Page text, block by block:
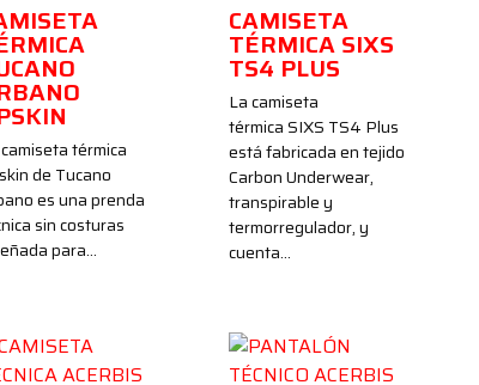
térmica
de Tucano
es una prenda
sin costuras
para…
CAMISETA
TÉRMICA SIXS
TS4 PLUS
La camiseta
térmica SIXS TS4 Plus
está fabricada en tejido
Carbon Underwear,
transpirable y
termorregulador, y
cuenta…